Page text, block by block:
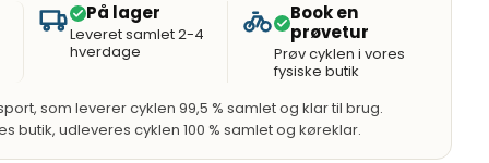
På lager
Leveret samlet 2-4
hverdage
Book en
prøvetur
Prøv cyklen i vores
fysiske butik
som leverer cyklen 99,5 % samlet og klar til brug.
butik, udleveres cyklen 100 % samlet og køreklar.